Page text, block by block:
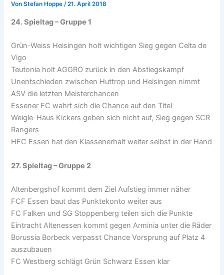
VonStefan Hoppe/21. April 2018
24. Spieltag – Gruppe 1
Grün-Weiss Heisingen holt wichtigen Sieg gegen Celta de
Vigo
Teutonia holt AGGRO zurück in den Abstiegskampf
Unentschieden zwischen Huttrop und Heisingen nimmt
ASV die letzten Meisterchancen
Essener FC wahrt sich die Chance auf den Titel
Weigle-Haus Kickers geben sich nicht auf, Sieg gegen SCR
Rangers
HFC Essen hat den Klassenerhalt weiter selbst in der Hand
27. Spieltag – Gruppe 2
Altenbergshof kommt dem Ziel Aufstieg immer näher
FCF Essen baut das Punktekonto weiter aus
FC Falken und SG Stoppenberg teilen sich die Punkte
Eintracht Altenessen kommt gegen Arminia unter die Räder
Borussia Borbeck verpasst Chance Vorsprung auf Platz 4
auszubauen
FC Westberg schlägt Grün Schwarz Essen klar